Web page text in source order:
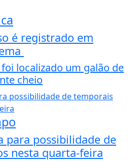
é registrado em
localizado um galão de
cheio
para possibilidade de
nesta quarta-feira